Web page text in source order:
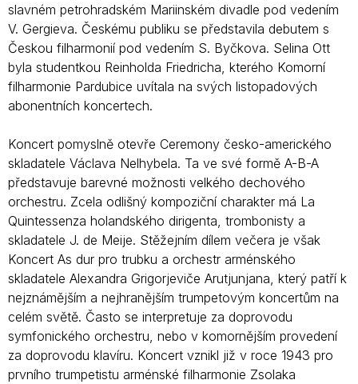
slavném petrohradském Mariinském divadle pod vedením
V. Gergieva. Českému publiku se představila debutem s
Českou filharmonií pod vedením S. Byčkova. Selina Ott
byla studentkou Reinholda Friedricha, kterého Komorní
filharmonie Pardubice uvítala na svých listopadových
abonentních koncertech.
Koncert pomyslně otevře Ceremony česko-amerického
skladatele Václava Nelhybela. Ta ve své formě A-B-A
představuje barevné možnosti velkého dechového
orchestru. Zcela odlišný kompoziční charakter má La
Quintessenza holandského dirigenta, trombonisty a
skladatele J. de Meije. Stěžejním dílem večera je však
Koncert As dur pro trubku a orchestr arménského
skladatele Alexandra Grigorjeviče Arutjunjana, který patří k
nejznámějším a nejhranějším trumpetovým koncertům na
celém světě. Často se interpretuje za doprovodu
symfonického orchestru, nebo v komornějším provedení
za doprovodu klavíru. Koncert vznikl již v roce 1943 pro
prvního trumpetistu arménské filharmonie Zsolaka